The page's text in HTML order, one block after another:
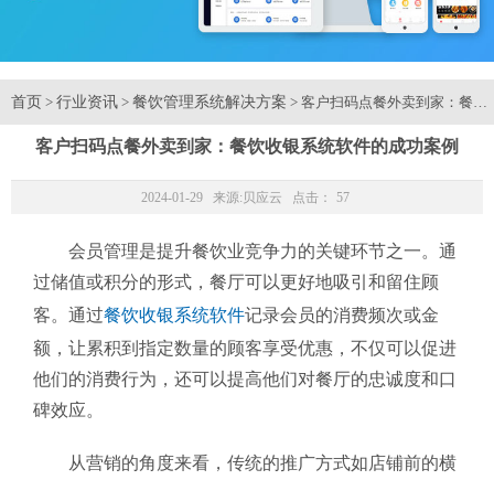
首页 > 行业资讯 > 餐饮管理系统解决方案 > 客户扫码点餐外卖到家：餐
客户扫码点餐外卖到家：餐饮收银系统软件的成功案例
2024-01-29 来源: 贝应云 点击： 57
会员管理是提升餐饮业竞争力的关键环节之一。通
过储值或积分的形式，餐厅可以更好地吸引和留住顾
客。通过餐饮收银系统软件记录会员的消费频次或金
额，让累积到指定数量的顾客享受优惠，不仅可以促进
他们的消费行为，还可以提高他们对餐厅的忠诚度和口
碑效应。
从营销的角度来看，传统的推广方式如店铺前的横